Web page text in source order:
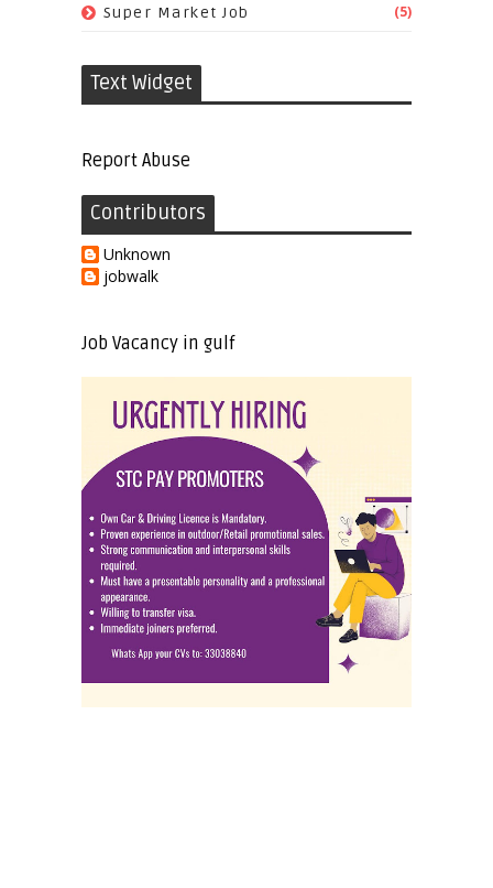
Super Market Job (5)
Text Widget
Report Abuse
Contributors
Unknown
jobwalk
Job Vacancy in gulf